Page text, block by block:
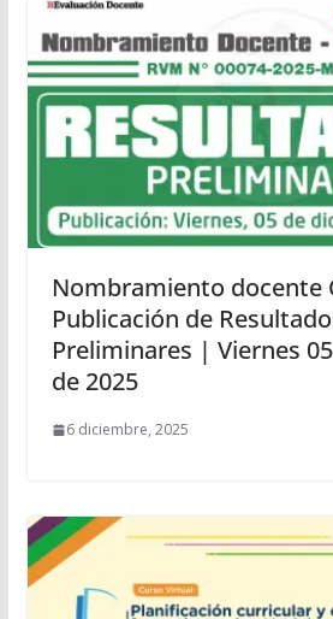
Nombramiento docente
Publicación de
Preliminares | Viernes
de 2025
6 diciembre, 2025